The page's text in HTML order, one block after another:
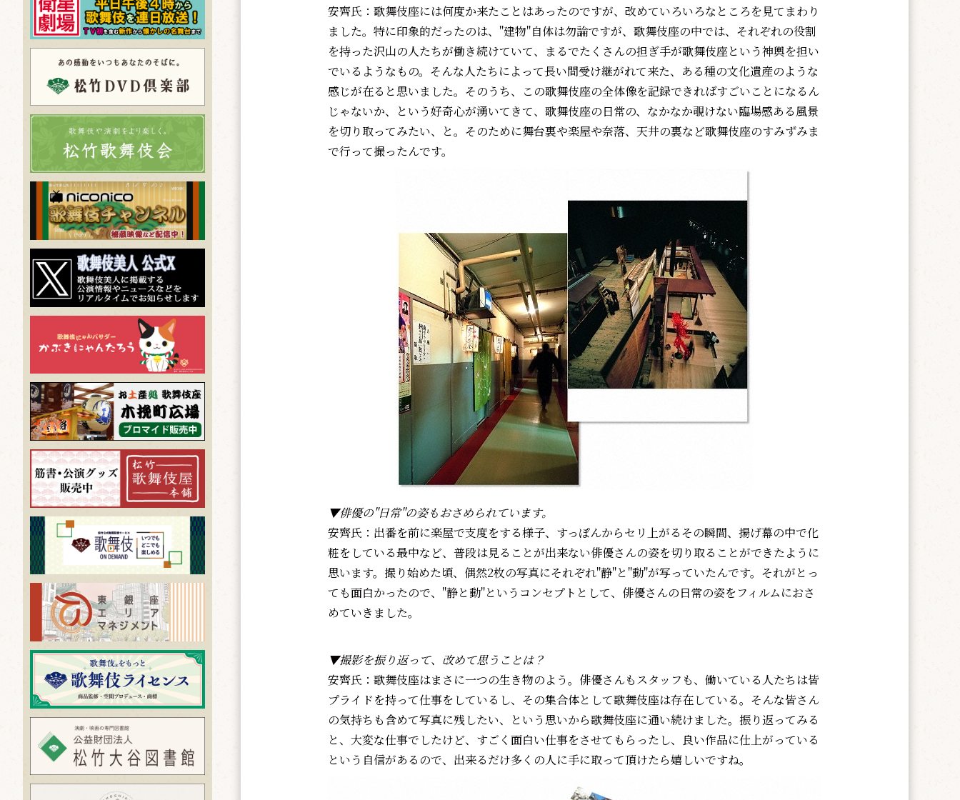
安齊氏：歌舞伎座には何度か来たことはあったのですが、改めていろいろなところを見てまわり
ました。特に印象的だったのは、"建物"自体は勿論ですが、歌舞伎座の中では、それぞれの役割
を持った沢山の人たちが働き続けていて、まるでたくさんの担ぎ手が歌舞伎座という神輿を担い
でいるようなもの。そんな人たちによって長い間受け継がれて来た、ある種の文化遺産のような
感じが在ると思いました。そのうち、この歌舞伎座の全体像を記録できればすごいことになるん
じゃないか、という好奇心が湧いてきて、歌舞伎座の日常の、なかなか覗けない臨場感ある風景
を切り取ってみたい、と。そのために舞台裏や楽屋や奈落、天井の裏など歌舞伎座のすみずみま
で行って撮ったんです。
▼俳優の"日常"の姿もおさめられています。
安齊氏：出番を前に楽屋で支度をする様子、すっぽんからセリ上がるその瞬間、揚げ幕の中で化
粧をしている最中など、普段は見ることが出来ない俳優さんの姿を切り取ることができたように
思います。撮り始めた頃、偶然2枚の写真にそれぞれ"静"と"動"が写っていたんです。それがとっ
ても面白かったので、"静と動"というコンセプトとして、俳優さんの日常の姿をフィルムにおさ
めていきました。
▼撮影を振り返って、改めて思うことは？
安齊氏：歌舞伎座はまさに一つの生き物のよう。俳優さんもスタッフも、働いている人たちは皆
プライドを持って仕事をしているし、その集合体として歌舞伎座は存在している。そんな皆さん
の気持ちも含めて写真に残したい、という思いから歌舞伎座に通い続けました。振り返ってみる
と、大変な仕事でしたけど、すごく面白い仕事をさせてもらったし、良い作品に仕上がっている
という自信があるので、出来るだけ多くの人に手に取って頂けたら嬉しいですね。